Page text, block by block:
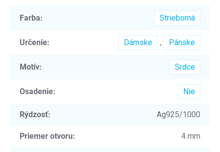
Farba: Strieborná
Určenie: Dámske , Pánske
Motív: Srdce
Osadenie: Nie
Rýdzosť: Ag925/1000
Priemer otvoru: 4 mm